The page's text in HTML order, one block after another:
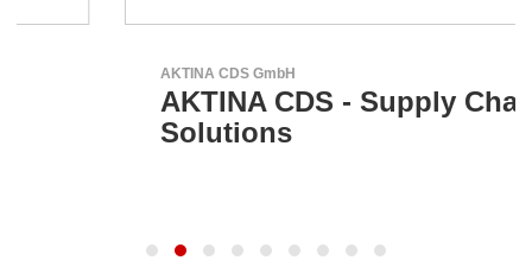
AKTINA CDS GmbH
AKTINA CDS - Supply Chain
Solutions